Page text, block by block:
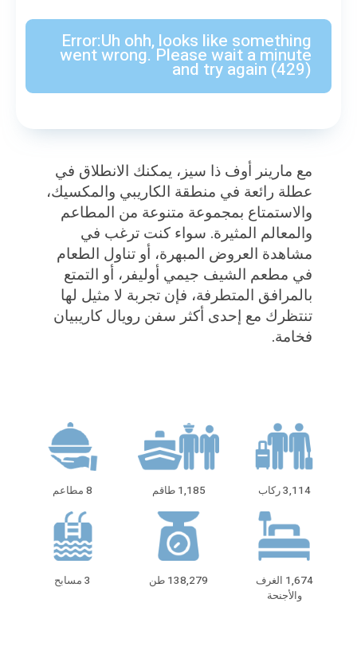
مع مارينر أوف ذا سيز، يمكنك الانطلاق في
عطلة رائعة في منطقة الكاريبي والمكسيك،
والاستمتاع بمجموعة متنوعة من المطاعم
والمعالم المثيرة. سواء كنت ترغب في
مشاهدة العروض المبهرة، أو تناول الطعام
في مطعم الشيف جيمي أوليفر، أو التمتع
بالمرافق المتطرفة، فإن تجربة لا مثيل لها
تنتظرك مع إحدى أكثر سفن رويال كاريبيان
فخامة.
3,114 ركاب 1,185 طاقم 8 مطاعم
1,674 الغرف
والأجنحة
138,279 طن 3 مسابح